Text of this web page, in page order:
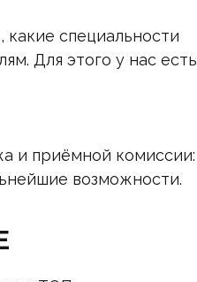
специальности
Для этого у нас есть
и приёмной комиссии:
возможности.